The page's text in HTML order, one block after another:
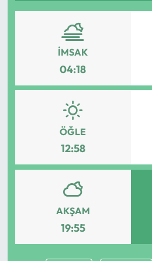
İMSAK
04:18
ÖĞLE
12:58
AKŞAM
19:55